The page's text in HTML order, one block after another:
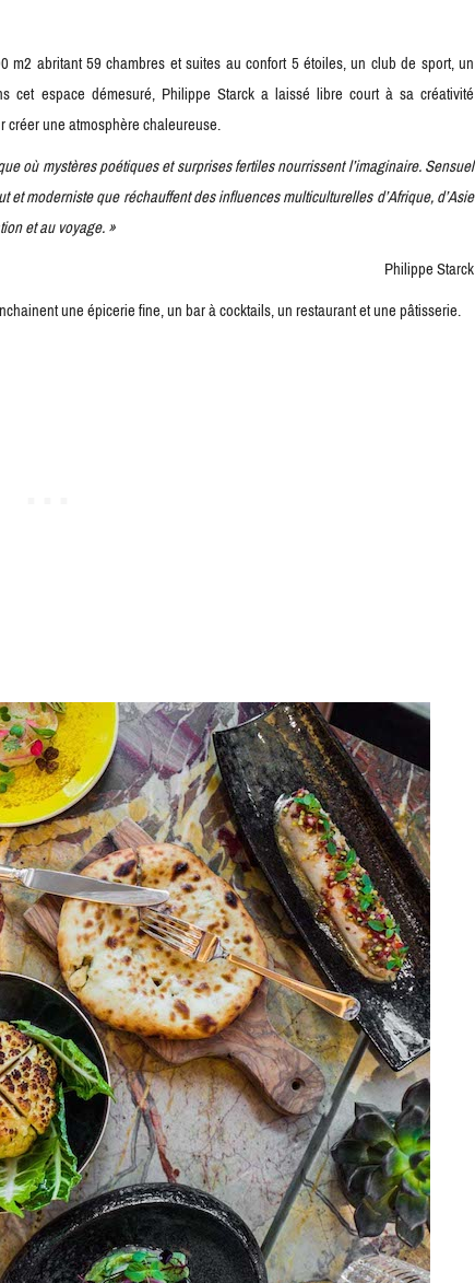
m2 abritant 59 chambres et suites au confort 5 étoiles, un club de sport, un
cet espace démesuré, Philippe Starck a laissé libre court à sa créativité
une atmosphère chaleureuse.
où mystères poétiques et surprises fertiles nourrissent l’imaginaire. Sensuel
moderniste que réchauffent des influences multiculturelles d’Afrique, d’Asie
et au voyage. »
Philippe Starck
une épicerie fine, un bar à cocktails, un restaurant et une pâtisserie.